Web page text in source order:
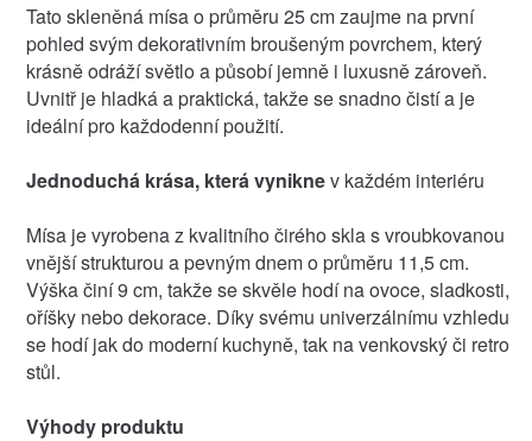
Tato skleněná mísa o průměru 25 cm zaujme na první
pohled svým dekorativním broušeným povrchem, který
krásně odráží světlo a působí jemně i luxusně zároveň.
Uvnitř je hladká a praktická, takže se snadno čistí a je
ideální pro každodenní použití.
Jednoduchá krása, která vyniknev každém interiéru
Mísa je vyrobena z kvalitního čirého skla s vroubkovanou
vnější strukturou a pevným dnem o průměru 11,5 cm.
Výška činí 9 cm, takže se skvěle hodí na ovoce, sladkosti,
oříšky nebo dekorace. Díky svému univerzálnímu vzhledu
se hodí jak do moderní kuchyně, tak na venkovský či retro
stůl.
Výhody produktu